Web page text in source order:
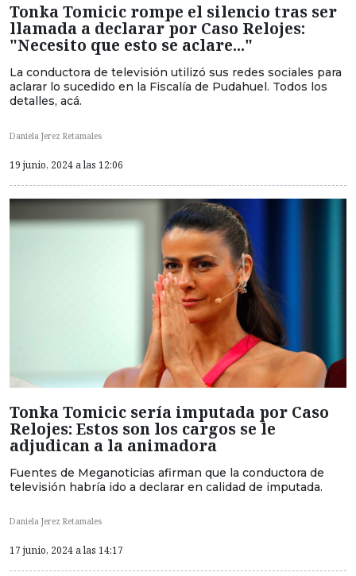
Tonka Tomicic rompe el silencio tras ser
llamada a declarar por Caso Relojes:
"Necesito que esto se aclare..."
La conductora de televisión utilizó sus redes sociales para
aclarar lo sucedido en la Fiscalía de Pudahuel. Todos los
detalles, acá.
Daniela Jerez Retamales
19 junio, 2024 a las 12:06
Tonka Tomicic sería imputada por Caso
Relojes: Estos son los cargos se le
adjudican a la animadora
Fuentes de Meganoticias afirman que la conductora de
televisión habría ido a declarar en calidad de imputada.
Daniela Jerez Retamales
17 junio, 2024 a las 14:17